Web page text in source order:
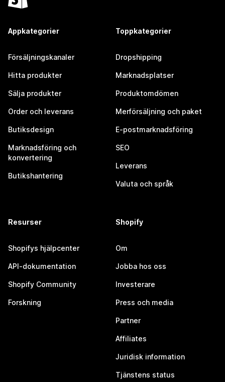
Appkategorier
Försäljningskanaler
Hitta produkter
Sälja produkter
Order och leverans
Butiksdesign
Marknadsföring och
konvertering
Butikshantering
Toppkategorier
Dropshipping
Marknadsplatser
Produktomdömen
Merförsäljning och paket
E-postmarknadsföring
SEO
Leverans
Valuta och språk
Resurser
Shopifys hjälpcenter
API-dokumentation
Shopify Community
Forskning
Shopify
Om
Jobba hos oss
Investerare
Press och media
Partner
Affiliates
Juridisk information
Tjänstens status